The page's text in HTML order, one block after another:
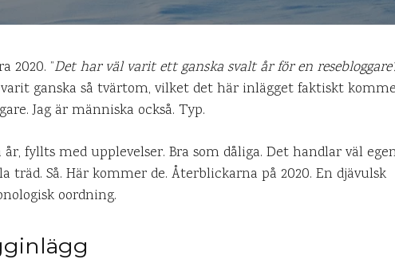
2020. ”Det har väl varit ett ganska svalt år för en
ganska så tvärtom, vilket det här inlägget faktiskt
Jag är människa också. Typ.
fyllts med upplevelser. Bra som dåliga. Det handlar väl
träd. Så. Här kommer de. Återblickarna på 2020. En djävulsk
oordning.